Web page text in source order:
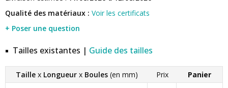
Qualité des matériaux : Voir les certificats
+ Poser une question
Tailles existantes | Guide des tailles
Taille x Longueur x Boules (en mm) Prix Panier